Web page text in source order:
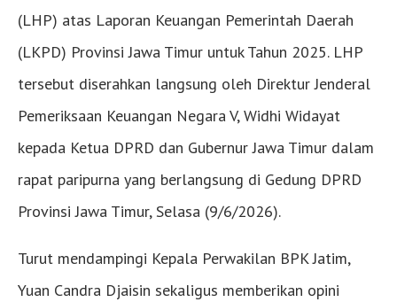
(LHP) atas Laporan Keuangan Pemerintah Daerah
(LKPD) Provinsi Jawa Timur untuk Tahun 2025. LHP
tersebut diserahkan langsung oleh Direktur Jenderal
Pemeriksaan Keuangan Negara V, Widhi Widayat
kepada Ketua DPRD dan Gubernur Jawa Timur dalam
rapat paripurna yang berlangsung di Gedung DPRD
Provinsi Jawa Timur, Selasa (9/6/2026).
Turut mendampingi Kepala Perwakilan BPK Jatim,
Yuan Candra Djaisin sekaligus memberikan opini